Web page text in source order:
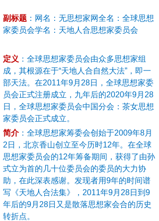
副标题 ： 网名：无思想家网全名：全球思想
家委员会学名：天地人合思想家委员会
定义 ： 全球思想家委员会由众多思想家组
成，其根源在于“天地人合自然大法”，即一
部天法。在2011年9月28日，全球思想家委
员会正式注册成立，九年后的2020年9月28
日，全球思想家委员会中国分会：茶女思想
家委员会正式成立。
简介： 全球思想家筹委会创始于2009年8月
2日，北京香山创立至今历时12年。在全球
思想家委员会的12年筹备期间，获得了由孙
式立为首的几十位委员会的委员的大力协
助，在此深表感谢。发现者用9年的时间谱
写《天地人合法集》，2011年9月28日到9
年后的9月28日又是散落思想家会合的历史
转折点。